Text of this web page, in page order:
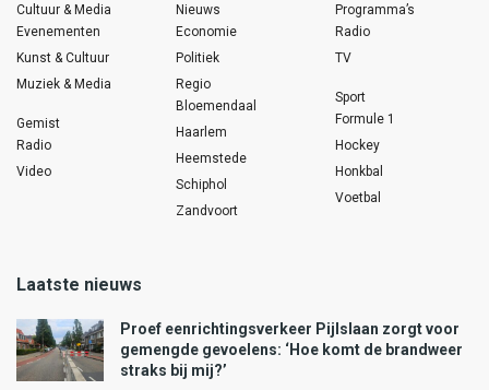
Cultuur & Media
Evenementen
Kunst & Cultuur
Muziek & Media
Gemist
Radio
Video
Nieuws
Economie
Politiek
Regio
Bloemendaal
Haarlem
Heemstede
Schiphol
Zandvoort
Programma’s
Radio
TV
Sport
Formule 1
Hockey
Honkbal
Voetbal
Laatste nieuws
Proef eenrichtingsverkeer Pijlslaan zorgt voor
gemengde gevoelens: ‘Hoe komt de brandweer
straks bij mij?’